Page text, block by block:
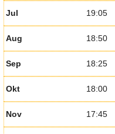
Jul 19:05
Aug 18:50
Sep 18:25
Okt 18:00
Nov 17:45